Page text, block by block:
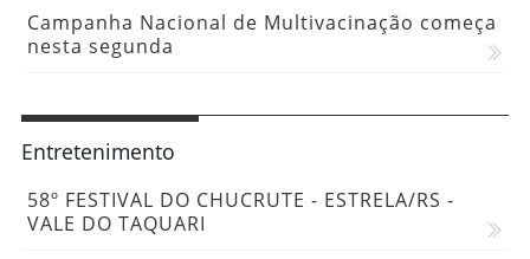
Campanha Nacional de Multivacinação começa
nesta segunda
Entretenimento
58º FESTIVAL DO CHUCRUTE - ESTRELA/RS -
VALE DO TAQUARI